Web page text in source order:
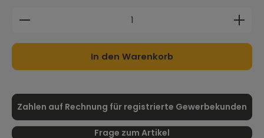
Produkt Anzahl: Gib den gewünschten Wert
In den Warenkorb
Zahlen auf Rechnung für registrierte Gewerbekunden
Frage zum Artikel